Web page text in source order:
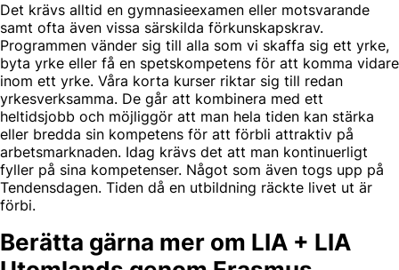
Det krävs alltid en gymnasieexamen eller motsvarande
samt ofta även vissa särskilda förkunskapskrav.
Programmen vänder sig till alla som vi skaffa sig ett yrke,
byta yrke eller få en spetskompetens för att komma vidare
inom ett yrke. Våra korta kurser riktar sig till redan
yrkesverksamma. De går att kombinera med ett
heltidsjobb och möjliggör att man hela tiden kan stärka
eller bredda sin kompetens för att förbli attraktiv på
arbetsmarknaden. Idag krävs det att man kontinuerligt
fyller på sina kompetenser. Något som även togs upp på
Tendensdagen. Tiden då en utbildning räckte livet ut är
förbi.
Berätta gärna mer om LIA + LIA